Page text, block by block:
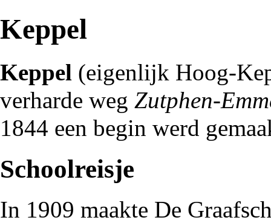
Keppel
Keppel (eigenlijk Hoog-
verharde weg Zutphen-
1844 een begin werd
Schoolreisje
In 1909 maakte De